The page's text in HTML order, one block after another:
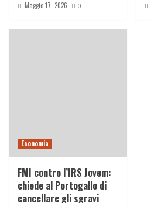
Maggio 17, 2026 0
Economia
FMI contro l’IRS Jovem:
chiede al Portogallo di
cancellare gli sgravi